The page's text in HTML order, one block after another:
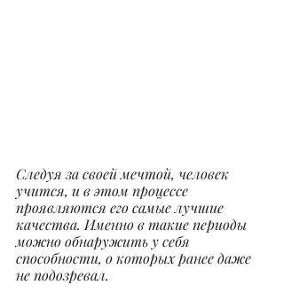
Следуя за своей мечтой, человек
учится, и в этом процессе
проявляются его самые лучшие
качества. Именно в такие периоды
можно обнаружить у себя
способности, о которых ранее даже
не подозревал.